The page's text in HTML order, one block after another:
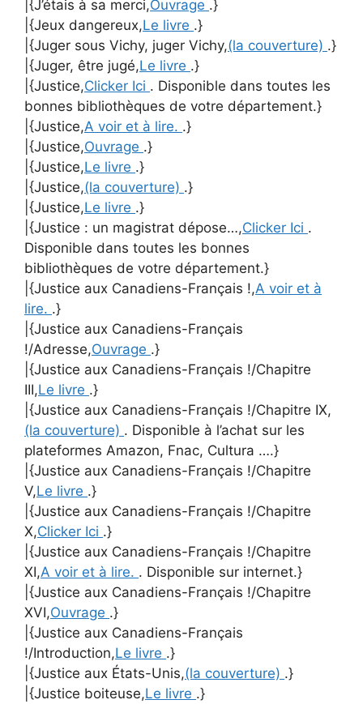
|{J’étais à sa merci,Ouvrage .}
|{Jeux dangereux,Le livre .}
|{Juger sous Vichy, juger Vichy,(la couverture) .}
|{Juger, être jugé,Le livre .}
|{Justice,Clicker Ici . Disponible dans toutes les
bonnes bibliothèques de votre département.}
|{Justice,A voir et à lire. .}
|{Justice,Ouvrage .}
|{Justice,Le livre .}
|{Justice,(la couverture) .}
|{Justice,Le livre .}
|{Justice : un magistrat dépose…,Clicker Ici .
Disponible dans toutes les bonnes
bibliothèques de votre département.}
|{Justice aux Canadiens-Français !,A voir et à
lire. .}
|{Justice aux Canadiens-Français
!/Adresse,Ouvrage .}
|{Justice aux Canadiens-Français !/Chapitre
III,Le livre .}
|{Justice aux Canadiens-Français !/Chapitre IX,
(la couverture) . Disponible à l’achat sur les
plateformes Amazon, Fnac, Cultura ….}
|{Justice aux Canadiens-Français !/Chapitre
V,Le livre .}
|{Justice aux Canadiens-Français !/Chapitre
X,Clicker Ici .}
|{Justice aux Canadiens-Français !/Chapitre
XI,A voir et à lire. . Disponible sur internet.}
|{Justice aux Canadiens-Français !/Chapitre
XVI,Ouvrage .}
|{Justice aux Canadiens-Français
!/Introduction,Le livre .}
|{Justice aux États-Unis,(la couverture) .}
|{Justice boiteuse,Le livre .}